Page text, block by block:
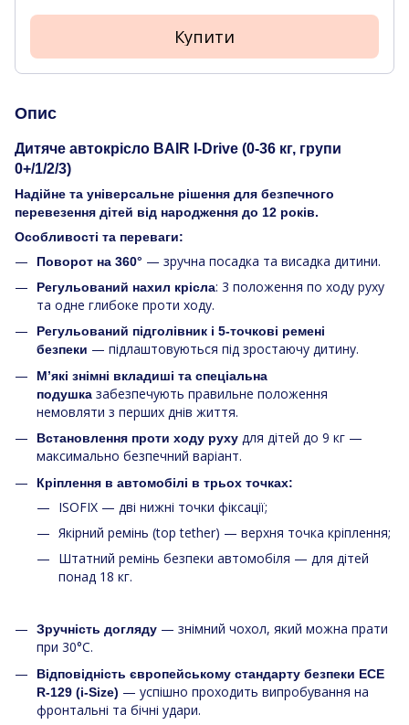
Купити
Опис
Дитяче автокрісло BAIR I-Drive (0-36 кг, групи
0+/1/2/3)
Надійне та універсальне рішення для безпечного
перевезення дітей від народження до 12 років.
Особливості та переваги:
Поворот на 360° — зручна посадка та висадка дитини.
Регульований нахил крісла: 3 положення по ходу руху
та одне глибоке проти ходу.
Регульований підголівник і 5-точкові ремені
безпеки — підлаштовуються під зростаючу дитину.
М’які знімні вкладиші та спеціальна
подушка забезпечують правильне положення
немовляти з перших днів життя.
Встановлення проти ходу руху для дітей до 9 кг —
максимально безпечний варіант.
Кріплення в автомобілі в трьох точках:
ISOFIX — дві нижні точки фіксації;
Якірний ремінь (top tether) — верхня точка кріплення;
Штатний ремінь безпеки автомобіля — для дітей
понад 18 кг.
Зручність догляду — знімний чохол, який можна прати
при 30°C.
Відповідність європейському стандарту безпеки ECE
R-129 (i-Size) — успішно проходить випробування на
фронтальні та бічні удари.